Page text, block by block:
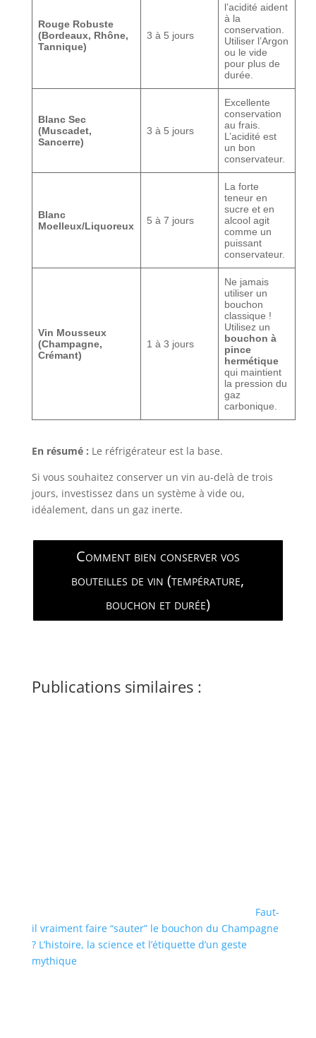
Rouge Robuste
(Bordeaux, Rhône,
Tannique)
3 à 5 jours
l’acidité aident
à la
conservation.
Utiliser l’Argon
ou le vide
pour plus de
durée.
Blanc Sec
(Muscadet,
Sancerre)
3 à 5 jours
Excellente
conservation
au frais.
L’acidité est
un bon
conservateur.
Blanc
Moelleux/Liquoreux
5 à 7 jours
La forte
teneur en
sucre et en
alcool agit
comme un
puissant
conservateur.
Vin Mousseux
(Champagne,
Crémant)
1 à 3 jours
Ne jamais
utiliser un
bouchon
classique !
Utilisez un
bouchon à
pince
hermétique
qui maintient
la pression du
gaz
carbonique.
En résumé : Le réfrigérateur est la base.
Si vous souhaitez conserver un vin au-delà de trois
jours, investissez dans un système à vide ou,
idéalement, dans un gaz inerte.
Comment bien conserver vos
bouteilles de vin (température,
bouchon et durée)
Publications similaires :
Faut-
il vraiment faire “sauter” le bouchon du Champagne
? L’histoire, la science et l’étiquette d’un geste
mythique